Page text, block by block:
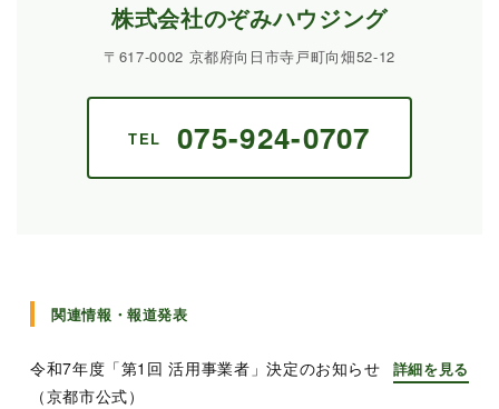
株式会社のぞみハウジング
〒617-0002 京都府向日市寺戸町向畑52-12
TEL 075-924-0707
関連情報・報道発表
令和7年度「第1回 活用事業者」決定のお知らせ
（京都市公式）
詳細を見る